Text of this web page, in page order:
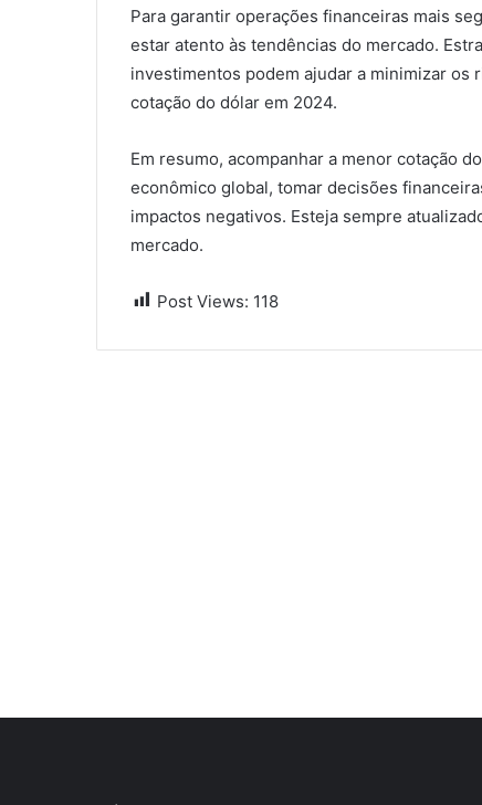
Para garantir operações financeiras mais
estar atento às tendências do mercado.
investimentos podem ajudar a minimizar
cotação do dólar em 2024.
Em resumo, acompanhar a menor cotação
econômico global, tomar decisões
impactos negativos. Esteja sempre
mercado.
Post Views: 118